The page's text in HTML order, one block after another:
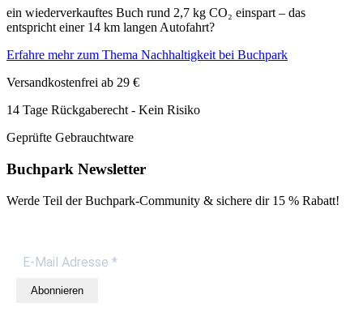
ein wiederverkauftes Buch rund 2,7 kg CO₂ einspart – das
entspricht einer 14 km langen Autofahrt?
Erfahre mehr zum Thema Nachhaltigkeit bei Buchpark
Versandkostenfrei ab 29 €
14 Tage Rückgaberecht - Kein Risiko
Geprüfte Gebrauchtware
Buchpark Newsletter
Werde Teil der Buchpark-Community & sichere dir 15 % Rabatt!
Abonnieren